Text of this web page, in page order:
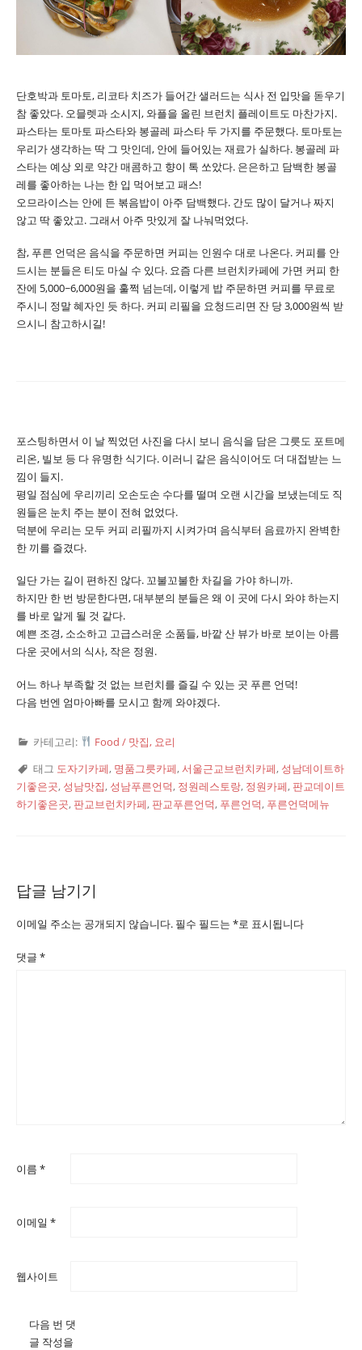
단호박과 토마토, 리코타 치즈가 들어간 샐러드는 식사 전 입맛을 돋우기
참 좋았다. 오믈렛과 소시지, 와플을 올린 브런치 플레이트도 마찬가지.
파스타는 토마토 파스타와 봉골레 파스타 두 가지를 주문했다. 토마토는
우리가 생각하는 딱 그 맛인데, 안에 들어있는 재료가 실하다. 봉골레 파
스타는 예상 외로 약간 매콤하고 향이 톡 쏘았다. 은은하고 담백한 봉골
레를 좋아하는 나는 한 입 먹어보고 패스!
오므라이스는 안에 든 볶음밥이 아주 담백했다. 간도 많이 달거나 짜지
않고 딱 좋았고. 그래서 아주 맛있게 잘 나눠먹었다.
참, 푸른 언덕은 음식을 주문하면 커피는 인원수 대로 나온다. 커피를 안
드시는 분들은 티도 마실 수 있다. 요즘 다른 브런치카페에 가면 커피 한
잔에 5,000~6,000원을 훌쩍 넘는데, 이렇게 밥 주문하면 커피를 무료로
주시니 정말 혜자인 듯 하다. 커피 리필을 요청드리면 잔 당 3,000원씩 받
으시니 참고하시길!
포스팅하면서 이 날 찍었던 사진을 다시 보니 음식을 담은 그릇도 포트메
리온, 빌보 등 다 유명한 식기다. 이러니 같은 음식이어도 더 대접받는 느
낌이 들지.
평일 점심에 우리끼리 오손도손 수다를 떨며 오랜 시간을 보냈는데도 직
원들은 눈치 주는 분이 전혀 없었다.
덕분에 우리는 모두 커피 리필까지 시켜가며 음식부터 음료까지 완벽한
한 끼를 즐겼다.
일단 가는 길이 편하진 않다. 꼬불꼬불한 차길을 가야 하니까.
하지만 한 번 방문한다면, 대부분의 분들은 왜 이 곳에 다시 와야 하는지
를 바로 알게 될 것 같다.
예쁜 조경, 소소하고 고급스러운 소품들, 바깥 산 뷰가 바로 보이는 아름
다운 곳에서의 식사, 작은 정원.
어느 하나 부족할 것 없는 브런치를 즐길 수 있는 곳 푸른 언덕!
다음 번엔 엄마아빠를 모시고 함께 와야겠다.
카테고리:
Food / 맛집, 요리
태그 도자기카페, 명품그릇카페,서울근교브런치카페, 성남데이트하
기좋은곳, 성남맛집, 성남푸른언덕, 정원레스토랑, 정원카페, 판교데이트
하기좋은곳, 판교브런치카페, 판교푸른언덕, 푸른언덕, 푸른언덕메뉴
답글 남기기
이메일 주소는 공개되지 않습니다. 필수 필드는 *로 표시됩니다
댓글 *
이름 *
이메일 *
웹사이트
다음 번 댓
글 작성을